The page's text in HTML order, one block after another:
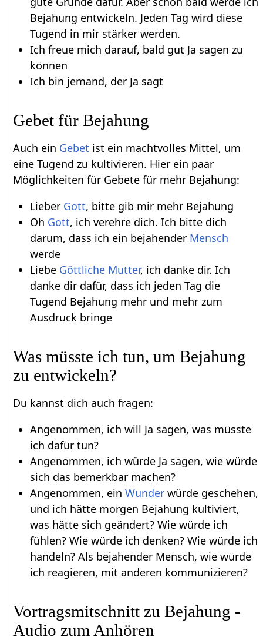
Bejahung entwickeln. Jeden Tag wird diese
Tugend in mir stärker werden.
Ich freue mich darauf, bald gut Ja sagen zu
können
Ich bin jemand, der Ja sagt
Gebet für Bejahung
Auch ein Gebet ist ein machtvolles Mittel, um
eine Tugend zu kultivieren. Hier ein paar
Möglichkeiten für Gebete für mehr Bejahung:
Lieber Gott, bitte gib mir mehr Bejahung
Oh Gott, ich verehre dich. Ich bitte dich
darum, dass ich ein bejahender Mensch
werde
Liebe Göttliche Mutter, ich danke dir. Ich
danke dir dafür, dass ich jeden Tag die
Tugend Bejahung mehr und mehr zum
Ausdruck bringe
Was müsste ich tun, um Bejahung
zu entwickeln?
Du kannst dich auch fragen:
Angenommen, ich will Ja sagen, was müsste
ich dafür tun?
Angenommen, ich würde Ja sagen, wie würde
sich das bemerkbar machen?
Angenommen, ein Wunderwürde geschehen,
und ich hätte morgen Bejahung kultiviert,
was hätte sich geändert? Wie würde ich
fühlen? Wie würde ich denken? Wie würde ich
handeln? Als bejahender Mensch, wie würde
ich reagieren, mit anderen kommunizieren?
Vortragsmitschnitt zu Bejahung -
Audio zum Anhören